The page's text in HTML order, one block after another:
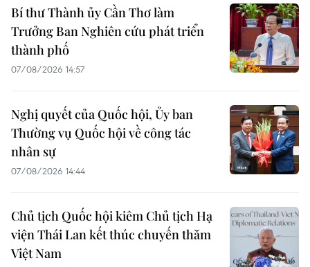
Bí thư Thành ủy Cần Thơ làm
Trưởng Ban Nghiên cứu phát triển
thành phố
07/08/2026 14:57
Nghị quyết của Quốc hội, Ủy ban
Thường vụ Quốc hội về công tác
nhân sự
07/08/2026 14:44
Chủ tịch Quốc hội kiêm Chủ tịch Hạ
viện Thái Lan kết thúc chuyến thăm
Việt Nam